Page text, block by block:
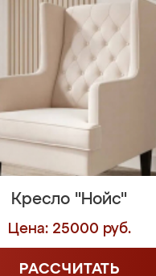
Кресло "Нойс"
Цена: 25000 руб.
РАССЧИТАТЬ